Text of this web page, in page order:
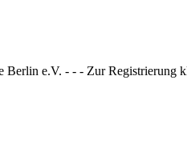
e.V. - - - Zur Registrierung